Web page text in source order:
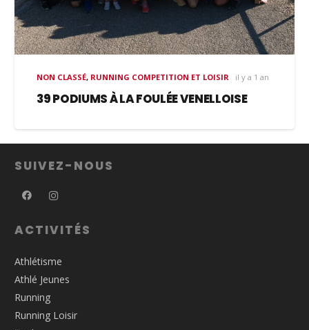
NON CLASSÉ, RUNNING COMPETITION ET LOISIR il y a 1 an
39 PODIUMS À LA FOULÉE VENELLOISE
SUIVEZ-NOUS
ACTIVITÉS
Athlétisme
Athlé Jeunes
Running
Running Loisir